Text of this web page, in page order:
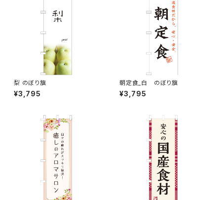
梨 のぼり旗
¥3,795
朝定食_白 のぼり旗
¥3,795